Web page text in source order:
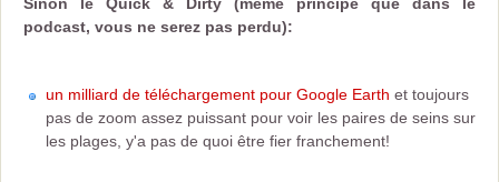
podcast, vous ne serez pas perdu):
un milliard de téléchargement pour Google Earth et toujours
pas de zoom assez puissant pour voir les paires de seins sur
les plages, y'a pas de quoi être fier franchement!